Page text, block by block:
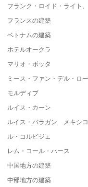
フランク・ロイド・ライト
フランスの建築
ベトナムの建築
ホテルオークラ
マリオ・ボッタ
ミース・ファン・デル・
モルディブ
ルイス・カーン
ルイス・バラガン メキシ
ル・コルビジェ
レム・コール・ハース
中国地方の建築
中部地方の建築